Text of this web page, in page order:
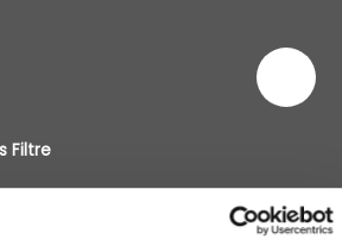
Filtre